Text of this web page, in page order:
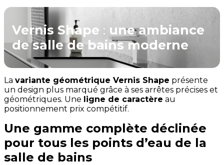
Vernis Shape : une ambiance
de salle de bains moderne
La variante géométrique Vernis Shape présente
un design plus marqué grâce à ses arrêtes précises et
géométriques. Une ligne de caractère au
positionnement prix compétitif.
Une gamme complète déclinée
pour tous les points d’eau de la
salle de bains